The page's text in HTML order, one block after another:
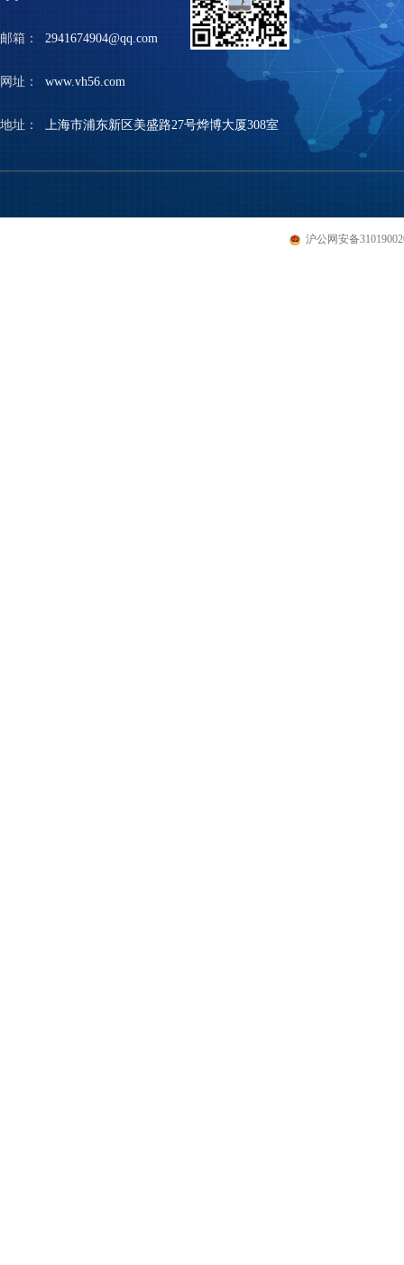
邮箱： 2941674904@qq.com
网址： www.vh56.com
地址： 上海市浦东新区美盛路27号烨博大厦308室
沪公网安备